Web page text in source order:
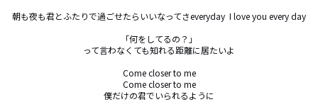
朝も夜も君とふたりで過ごせたらいいなってさeveryday  I love you every day
「何をしてるの？」
って言わなくても知れる距離に居たいよ
Come closer to me
Come closer to me
僕だけの君でいられるように